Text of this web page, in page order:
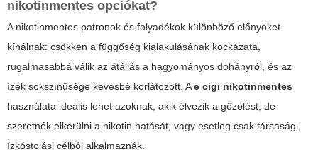
nikotinmentes opciókat?
A nikotinmentes patronok és folyadékok különböző előnyöket
kínálnak: csökken a függőség kialakulásának kockázata,
rugalmasabbá válik az átállás a hagyományos dohányról, és az
ízek sokszínűsége kevésbé korlátozott. Ae cigi nikotinmentes
használata ideális lehet azoknak, akik élvezik a gőzölést, de
szeretnék elkerülni a nikotin hatását, vagy esetleg csak társasági,
ízkóstolási célból alkalmaznák.